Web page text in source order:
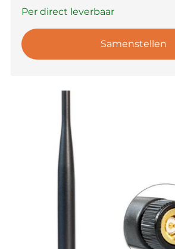
Per direct leverbaar
Samenstellen